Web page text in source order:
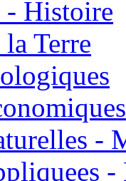
- Histoire
la Terre
-